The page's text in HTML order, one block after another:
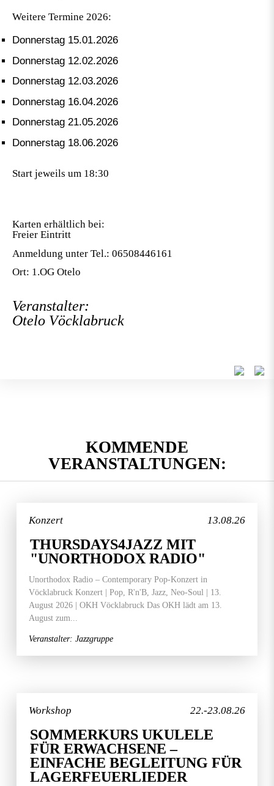
Weitere Termine 2026:
Donnerstag 15.01.2026
Donnerstag 12.02.2026
Donnerstag 12.03.2026
Donnerstag 16.04.2026
Donnerstag 21.05.2026
Donnerstag 18.06.2026
Start jeweils um 18:30
Karten erhältlich bei:
Freier Eintritt
Anmeldung unter Tel.: 06508446161
Ort: 1.OG Otelo
Veranstalter:
Otelo Vöcklabruck
KOMMENDE
VERANSTALTUNGEN:
13.08.26
Konzert
THURSDAYS4JAZZ MIT
"UNORTHODOX RADIO"
Unorthodox Radio – Contemporary Pop-Konzert in
Vöcklabruck Konzert | Pop, R'n'B, Jazz, Neo-Soul | 13.
August 2026 | OKH Vöcklabruck Das OKH lädt am 13.
August zum...
Veranstalter: Jazzgruppe
22.-23.08.26
Workshop
SOMMERKURS UKULELE
FÜR ERWACHSENE –
EINFACHE BEGLEITUNG FÜR
LAGERFEUERLIEDER